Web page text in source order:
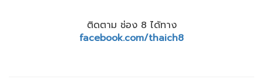
ติดตาม ช่อง 8 ได้ทาง
facebook.com/thaich8